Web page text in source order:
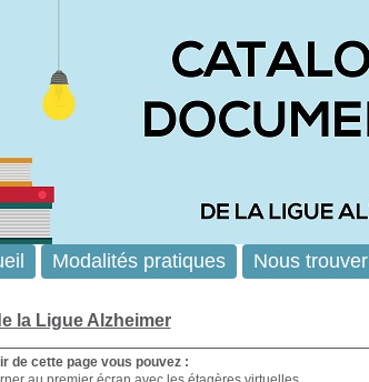
la Ligue Alzheimer
de cette page vous pouvez :
Modalités pratiques Nous trouver